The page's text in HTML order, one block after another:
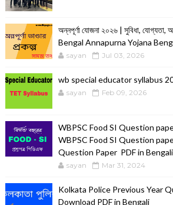
অন্নপূর্ণা যোজনা ২০২৬ | সুবিধা,
Bengal Annapurna Yojana
sayan Jul 03, 2026
wb special educator syllabus
sayan Feb 09, 2026
WBPSC Food SI Question
WBPSC Food SI Question
Question Paper PDF in
sayan Mar 31, 2024
Kolkata Police Previous Year
Download PDF in Bengali